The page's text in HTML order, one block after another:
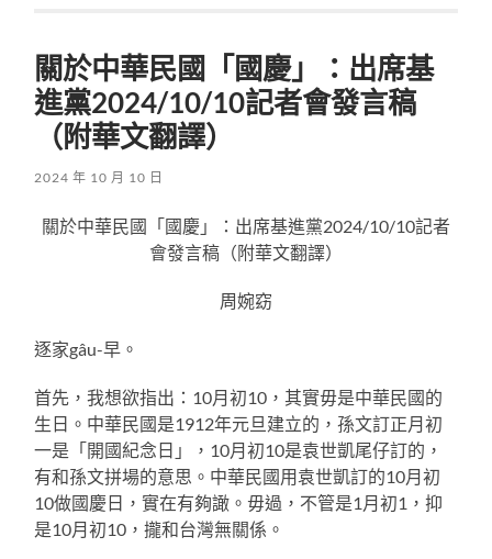
關於中華民國「國慶」：出席基
進黨2024/10/10記者會發言稿
（附華文翻譯）
2024 年 10 月 10 日
關於中華民國「國慶」：出席基進黨2024/10/10記者
會發言稿（附華文翻譯）
周婉窈
逐家gâu-早。
首先，我想欲指出：10月初10，其實毋是中華民國的
生日。中華民國是1912年元旦建立的，孫文訂正月初
一是「開國紀念日」，10月初10是袁世凱尾仔訂的，
有和孫文拼場的意思。中華民國用袁世凱訂的10月初
10做國慶日，實在有夠譀。毋過，不管是1月初1，抑
是10月初10，攏和台灣無關係。